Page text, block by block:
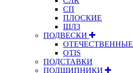
СП
ПЛОСКИЕ
ЩЛЗ
ПОДВЕСКИ
ОТЕЧЕСТВЕННЫЕ
OTIS
ПОДСТАВКИ
ПОДШИПНИКИ